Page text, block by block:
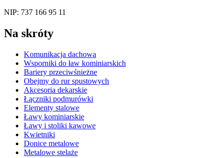
NIP: 737 166 95 11
Na skróty
Komunikacja dachowa
Wsporniki do ław kominiarskich
Bariery przeciwśnieżne
Obejmy do rur spustowych
Akcesoria dekarskie
Łączniki podmurówki
Elementy stalowe
Ławy kominiarskie
Ławy i stoliki kawowe
Kwietniki
Donice metalowe
Metalowe stelaże